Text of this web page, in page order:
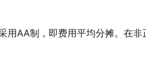
用AA制，即费用平均分摊。在